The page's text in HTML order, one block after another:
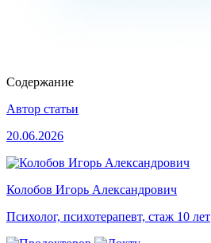
Содержание
Автор статьи
20.06.2026
Колобов Игорь Александрович
Психолог, психотерапевт, стаж 10 лет